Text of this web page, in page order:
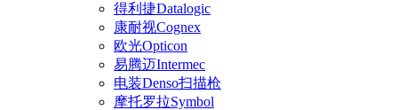
得利捷Datalogic
康耐视Cognex
欧光Opticon
易腾迈Intermec
电装Denso扫描枪
摩托罗拉Symbol